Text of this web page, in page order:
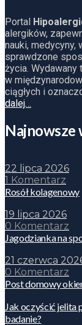
Portal
alergików,
nauki,
sprawdzone
życia. Wydawany
w
ciągłych i
dalej…
Najnowsze
22 lipca 2026
1 Komentarz
Rosół kolagenowy
19 lipca 2026
0 Komentarz
Jagodzianka na
21 czerwca
0 Komentarz
Post domowy
Jak oczyścić jelita
badanie?